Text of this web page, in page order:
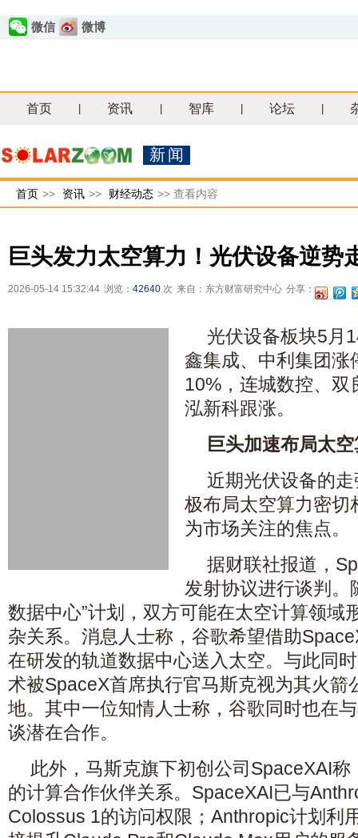
微信 微博
首页 资讯 智库 论坛
新闻
首页 >> 资讯 >> 财经动态 >> 查看内容
巨头发力太空算力！光伏设备逆势
2026-05-14 15:32:44 浏览： 42640 次 来自：东方财富研究中心 分享：
光伏设备板块5月
鑫集成、 中利集团涨
10%， 连城数控、 双
泓新科跟涨。
巨头加速布局太
近期光伏设备的
极布局太空算力密切
为市场关注的焦点。
据财联社报道，
发射协议进行谈判。
数据中心”计划，双方可能在太空计算领域
杂关系。消息人士称，谷歌希望借助
在研发的轨道数据中心送入太空。与此同
术被SpaceX首席执行官马斯克视为其火箭
地。其中一位知情人士称，谷歌同时也在
谈潜在合作。
此外，马斯克旗下初创公司SpaceXAI
的计算合作伙伴关系。SpaceXAI已与
Colossus 1的访问权限；Anthropic计划利